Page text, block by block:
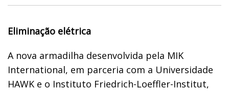
Eliminação elétrica
A nova armadilha desenvolvida pela MIK
International, em parceria com a Universidade
HAWK e o Instituto Friedrich-Loeffler-Institut,